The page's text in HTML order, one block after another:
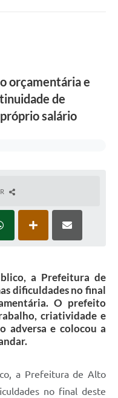
orçamentária e
de
salário
a Prefeitura de
dificuldades no final
O prefeito
criatividade e
adversa e colocou a
a Prefeitura de Alto
no final deste